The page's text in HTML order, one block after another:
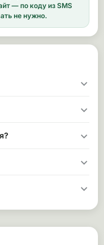
— по коду из SMS
не нужно.